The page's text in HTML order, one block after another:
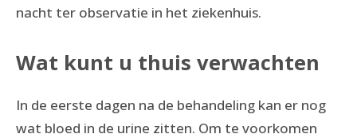
nacht ter observatie in het ziekenhuis.
Wat kunt u thuis verwachten
In de eerste dagen na de behandeling kan er nog
wat bloed in de urine zitten. Om te voorkomen